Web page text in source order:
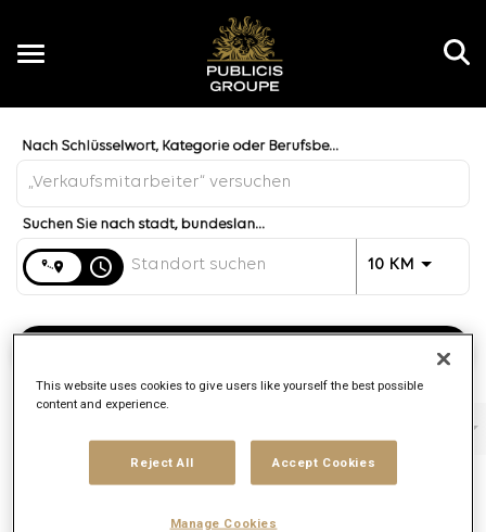
Toggle
DE
access_time 10 KM
3 Ergebnisse Gepostet
Sortieren
This website uses cookies to give users like yourself the best possible
content and experience.
Reject All Accept Cookies
Manage Cookies